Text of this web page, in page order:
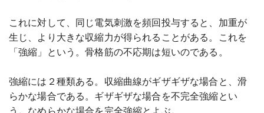
これに対して、同じ電気刺激を頻回投与すると、加重が
生じ、より大きな収縮力が得られることがある。これを
「強縮」という。骨格筋の不応期は短いのである。
強縮には２種類ある。収縮曲線がギザギザな場合と、滑
らかな場合である。ギザギザな場合を不完全強縮とい
う。なめらかな場合を完全強縮とよぶ。